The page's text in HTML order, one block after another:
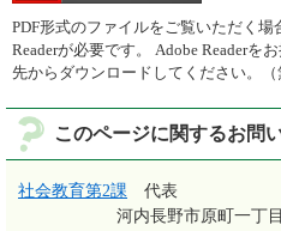
PDF形式のファイルをご覧いただく
Readerが必要です。
Adobe Readerを
先からダウンロードしてください。（
このページに関するお問
社会教育第2課 代表
河内長野市原町一丁